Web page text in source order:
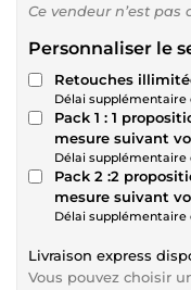
Ce vendeur n’est pas
Personnaliser le
Retouches
Délai supplémentaire
Pack 1 : 1
mesure suivant
Délai supplémentaire
Pack 2 :2
mesure suivant
Délai supplémentaire
Livraison express
Vous pouvez choisir